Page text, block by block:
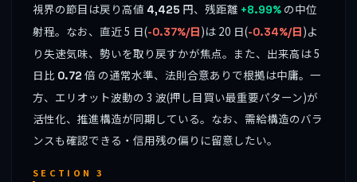
視界の節目は戻り高値 4,425 円、残距離 +8.99% の中位
射程。なお、直近 5 日(-0.37%/日)は 20 日(-0.34%/日)よ
り失速気味、勢いを取り戻すかが焦点。また、出来高は 5
日比 0.72 倍 の通常水準、法則合意ありで根拠は中庸。一
方、エリオット波動の 3 波(押し目買い最重要パターン)が
活性化、推進構造が同期している。なお、需給構造のバラ
ンスも確認できる・信用残の偏りに留意したい。
SECTION 3